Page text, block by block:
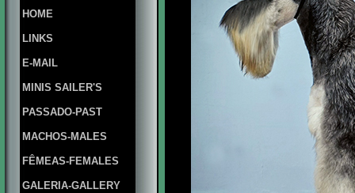
HOME
LINKS
E-MAIL
MINIS SAILER'S
PASSADO-PAST
MACHOS-MALES
FÊMEAS-FEMALES
GALERIA-GALLERY